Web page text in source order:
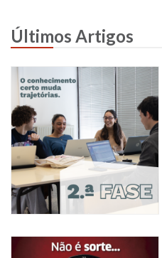
Últimos Artigos